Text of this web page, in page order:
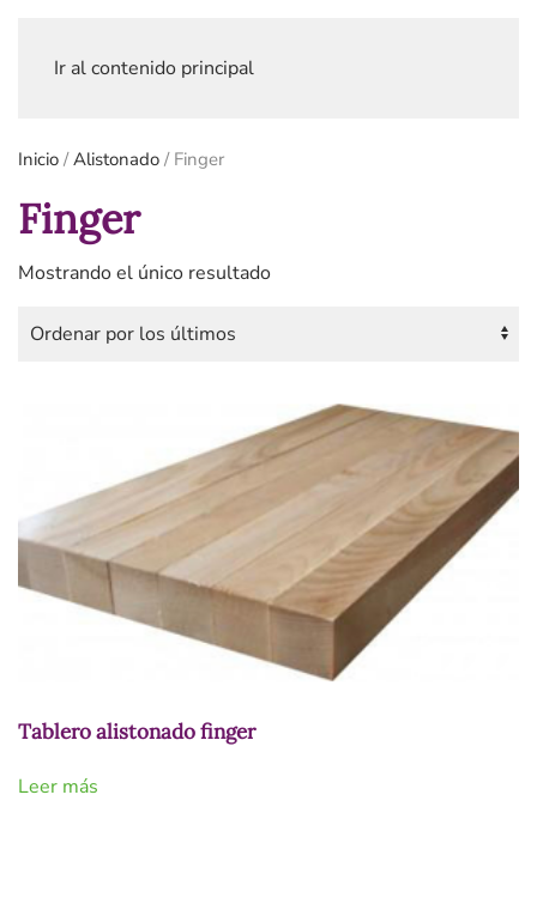
Ir al contenido principal
Inicio /Alistonado / Finger
Finger
Mostrando el único resultado
Tablero alistonado finger
Leer más